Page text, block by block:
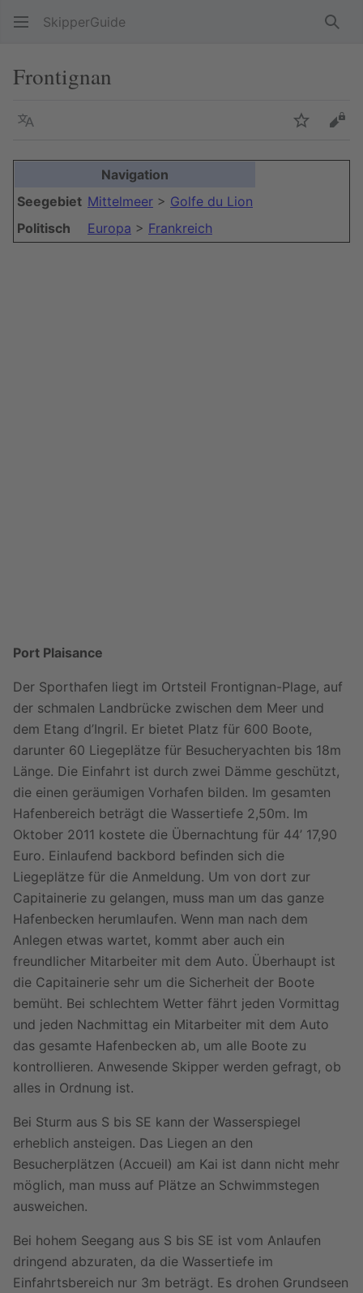
SkipperGuide
Frontignan
Sprache
Navigation
Seegebiet Mittelmeer > Golfe du Lion
Politisch
Europa > Frankreich
+
−
Port Plaisance
Der Sporthafen liegt im Ortsteil Frontignan-Plage, auf
der schmalen Landbrücke zwischen dem Meer und
dem Etang d’Ingril. Er bietet Platz für 600 Boote,
darunter 60 Liegeplätze für Besucheryachten bis 18m
Länge. Die Einfahrt ist durch zwei Dämme geschützt,
die einen geräumigen Vorhafen bilden. Im gesamten
Hafenbereich beträgt die Wassertiefe 2,50m. Im
Oktober 2011 kostete die Übernachtung für 44’ 17,90
Euro. Einlaufend backbord befinden sich die
Liegeplätze für die Anmeldung. Um von dort zur
Capitainerie zu gelangen, muss man um das ganze
Hafenbecken herumlaufen. Wenn man nach dem
Anlegen etwas wartet, kommt aber auch ein
freundlicher Mitarbeiter mit dem Auto. Überhaupt ist
die Capitainerie sehr um die Sicherheit der Boote
bemüht. Bei schlechtem Wetter fährt jeden Vormittag
und jeden Nachmittag ein Mitarbeiter mit dem Auto
das gesamte Hafenbecken ab, um alle Boote zu
kontrollieren. Anwesende Skipper werden gefragt, ob
alles in Ordnung ist.
Bei Sturm aus S bis SE kann der Wasserspiegel
erheblich ansteigen. Das Liegen an den
Besucherplätzen (Accueil) am Kai ist dann nicht mehr
möglich, man muss auf Plätze an Schwimmstegen
ausweichen.
Bei hohem Seegang aus S bis SE ist vom Anlaufen
dringend abzuraten, da die Wassertiefe im
Einfahrtsbereich nur 3m beträgt. Es drohen Grundseen